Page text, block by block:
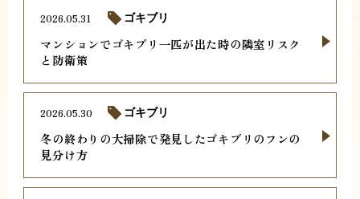
マンションでゴキブリ一匹が出た時の隣室リスク
と防衛策
2026.05.31 ゴキブリ
冬の終わりの大掃除で発見したゴキブリのフンの
見分け方
2026.05.30 ゴキブリ